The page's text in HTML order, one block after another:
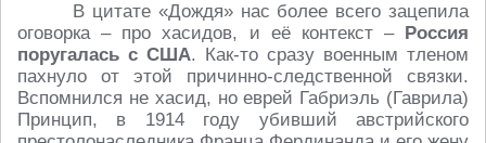
В цитате «Дождя» нас более всего зацепила
оговорка – про хасидов, и её контекст – Россия
поругалась с США. Как-то сразу военным тленом
пахнуло от этой причинно-следственной связки.
Вспомнился не хасид, но еврей Габриэль (Гаврила)
Принцип, в 1914 году убивший австрийского